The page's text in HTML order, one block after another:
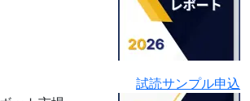
試読サンプル申込